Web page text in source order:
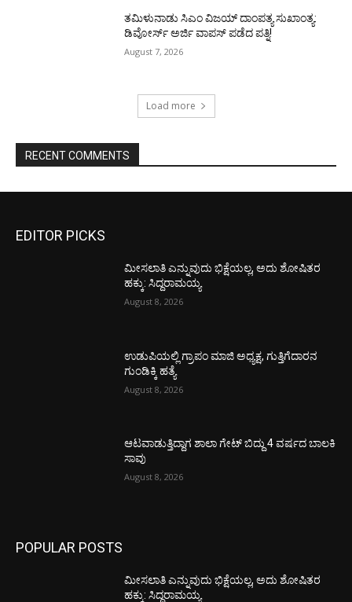
ತಮಿಳುನಾಡು ಸಿಎಂ ವಿಜಯ್‌ ದಾಂಪತ್ಯ ಸುಖಾಂತ್ಯ:
ಡಿವೋರ್ಸ್‌ ಅರ್ಜಿ ವಾಪಸ್‌ ಪಡೆದ ಪತ್ನಿ!
August 7, 2026
Load more
RECENT COMMENTS
EDITOR PICKS
ಮೀಸಲಾತಿ ಎನ್ನುವುದು ಭಿಕ್ಷೆಯಲ್ಲ, ಅದು ಶೋಷಿತರ
ಹಕ್ಕು: ಸಿದ್ದರಾಮಯ್ಯ
August 8, 2026
ಉಡುಪಿಯಲ್ಲಿ ಗ್ರಾಪಂ ಮಾಜಿ ಅಧ್ಯಕ್ಷ, ಗುತ್ತಿಗೆದಾರನ
ಗುಂಡಿಕ್ಕಿ ಹತ್ಯೆ
August 8, 2026
ಆಟವಾಡುತ್ತಿದ್ದಾಗ ಶಾಲಾ ಗೇಟ್‌ ಬಿದ್ದು 4 ವರ್ಷದ ಬಾಲಕಿ
ಸಾವು
August 8, 2026
POPULAR POSTS
ಮೀಸಲಾತಿ ಎನ್ನುವುದು ಭಿಕ್ಷೆಯಲ್ಲ, ಅದು ಶೋಷಿತರ
ಹಕ್ಕು: ಸಿದ್ದರಾಮಯ್ಯ